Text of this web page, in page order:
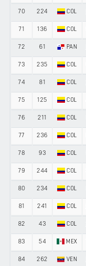
70 224 COL
71 136 COL
72 61 PAN
73 235 COL
74 81 COL
75 125 COL
76 211 COL
77 236 COL
78 93 COL
79 244 COL
80 234 COL
81 241 COL
82 43 COL
83 54 MEX
84 262 VEN